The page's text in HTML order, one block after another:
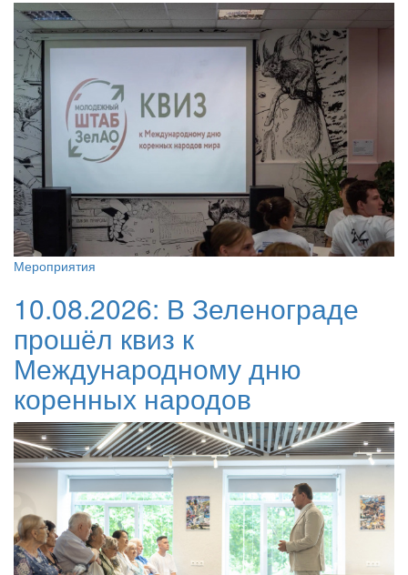
Мероприятия
10.08.2026: В Зеленограде
прошёл квиз к
Международному дню
коренных народов